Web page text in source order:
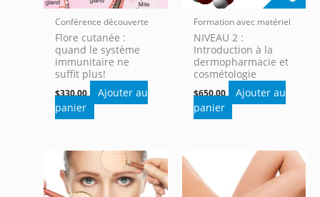
Conférence découverte
Flore cutanée :
quand le système
immunitaire ne
suffit plus!
$330.00
Ajouter au
panier
Formation avec matériel
NIVEAU 2 :
Introduction à la
dermopharmacie et
cosmétologie
$650.00
Ajouter au
panier